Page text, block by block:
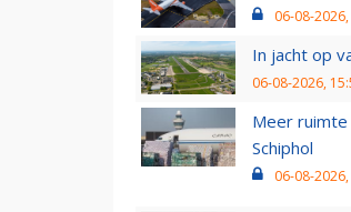
06-08-
In jacht op
06-08-2026,
Meer
Schiphol
06-08-